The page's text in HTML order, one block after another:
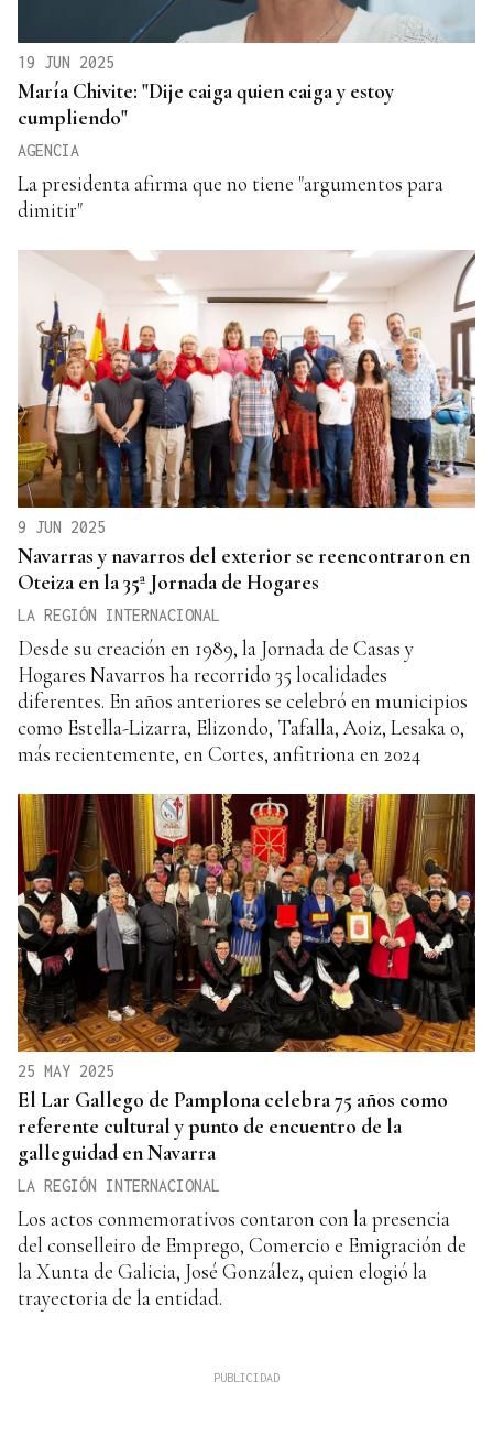
19 JUN 2025
María Chivite: "Dije caiga quien caiga y estoy
cumpliendo"
AGENCIA
La presidenta afirma que no tiene "argumentos para
dimitir"
9 JUN 2025
Navarras y navarros del exterior se reencontraron en
Oteiza en la 35ª Jornada de Hogares
LA REGIÓN INTERNACIONAL
Desde su creación en 1989, la Jornada de Casas y
Hogares Navarros ha recorrido 35 localidades
diferentes. En años anteriores se celebró en municipios
como Estella-Lizarra, Elizondo, Tafalla, Aoiz, Lesaka o,
más recientemente, en Cortes, anfitriona en 2024
25 MAY 2025
El Lar Gallego de Pamplona celebra 75 años como
referente cultural y punto de encuentro de la
galleguidad en Navarra
LA REGIÓN INTERNACIONAL
Los actos conmemorativos contaron con la presencia
del conselleiro de Emprego, Comercio e Emigración de
la Xunta de Galicia, José González, quien elogió la
trayectoria de la entidad.